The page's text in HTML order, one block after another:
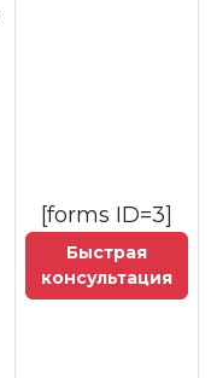
[forms ID=3]
Быстрая
консультация